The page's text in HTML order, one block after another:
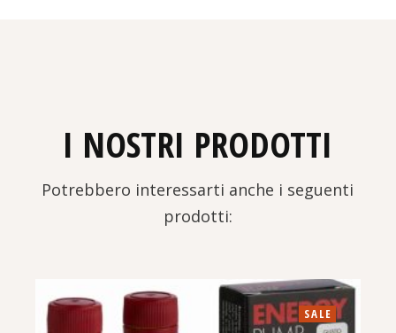
I NOSTRI PRODOTTI
Potrebbero interessarti anche i seguenti
prodotti:
SALE